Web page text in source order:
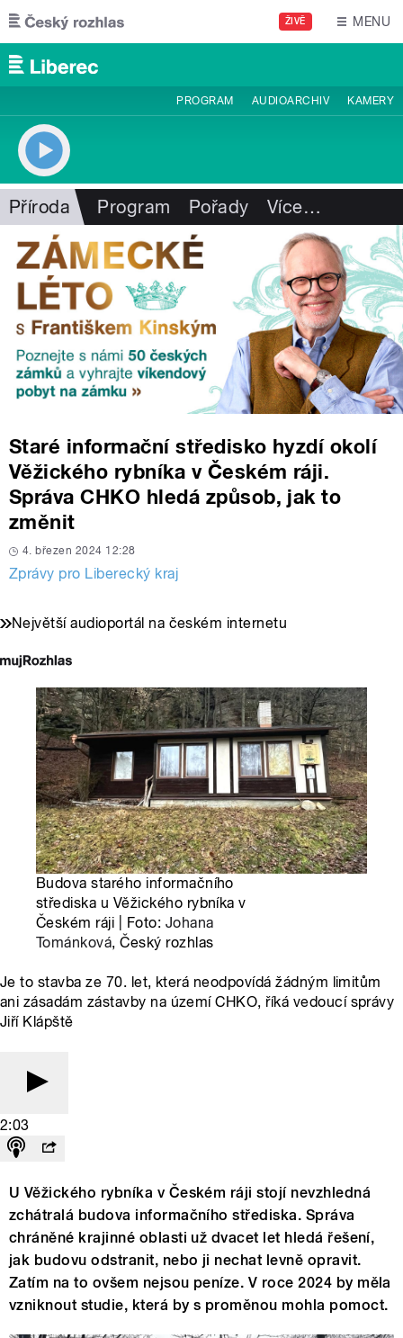
Přejít k hlavnímu obsahu
ŽIVĚ MENU
PROGRAM AUDIOARCHIV KAMERY
Příroda Program Pořady Více…
Staré informační středisko hyzdí okolí
Věžického rybníka v Českém ráji.
Správa CHKO hledá způsob, jak to
změnit
4. březen 2024 12:28
Zprávy pro Liberecký kraj
Největší audioportál na českém internetu
Budova starého informačního
střediska u Věžického rybníka v
Českém ráji | Foto: Johana
Tománková, Český rozhlas
Je to stavba ze 70. let, která neodpovídá žádným limitům
ani zásadám zástavby na území CHKO, říká vedoucí správy
Jiří Klápště
2:03
U Věžického rybníka v Českém ráji stojí nevzhledná
zchátralá budova informačního střediska. Správa
chráněné krajinné oblasti už dvacet let hledá řešení,
jak budovu odstranit, nebo ji nechat levně opravit.
Zatím na to ovšem nejsou peníze. V roce 2024 by měla
vzniknout studie, která by s proměnou mohla pomoct.